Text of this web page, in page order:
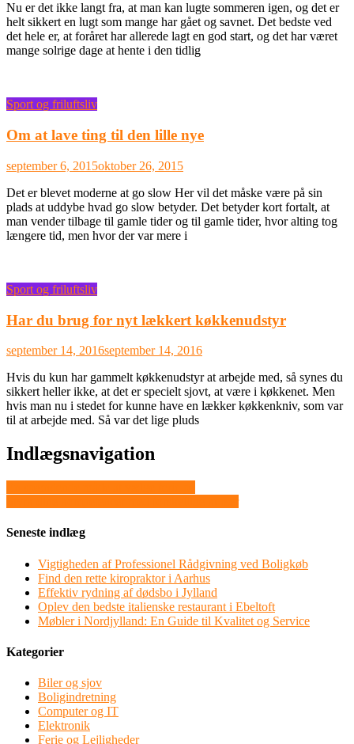
Nu er det ikke langt fra, at man kan lugte sommeren igen, og det er
helt sikkert en lugt som mange har gået og savnet. Det bedste ved
det hele er, at foråret har allerede lagt en god start, og det har været
mange solrige dage at hente i den tidlig
Sport og friluftsliv
Om at lave ting til den lille nye
september 6, 2015oktober 26, 2015
Det er blevet moderne at go slow Her vil det måske være på sin
plads at uddybe hvad go slow betyder. Det betyder kort fortalt, at
man vender tilbage til gamle tider og til gamle tider, hvor alting tog
længere tid, men hvor der var mere i
Sport og friluftsliv
Har du brug for nyt lækkert køkkenudstyr
september 14, 2016september 14, 2016
Hvis du kun har gammelt køkkenudstyr at arbejde med, så synes du
sikkert heller ikke, at det er specielt sjovt, at være i køkkenet. Men
hvis man nu i stedet for kunne have en lækker køkkenkniv, som var
til at arbejde med. Så var det lige pluds
Indlægsnavigation
Seneste indlæg
Vigtigheden af Professionel Rådgivning ved Boligkøb
Find den rette kiropraktor i Aarhus
Effektiv rydning af dødsbo i Jylland
Oplev den bedste italienske restaurant i Ebeltoft
Møbler i Nordjylland: En Guide til Kvalitet og Service
Kategorier
Biler og sjov
Boligindretning
Computer og IT
Elektronik
Ferie og Lejligheder